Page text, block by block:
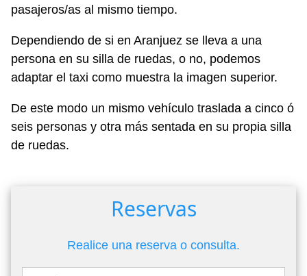
pasajeros/as al mismo tiempo.
Dependiendo de si en Aranjuez se lleva a una
persona en su silla de ruedas, o no, podemos
adaptar el taxi como muestra la imagen superior.
De este modo un mismo vehículo traslada a cinco ó
seis personas y otra más sentada en su propia silla
de ruedas.
Reservas
Realice una reserva o consulta.